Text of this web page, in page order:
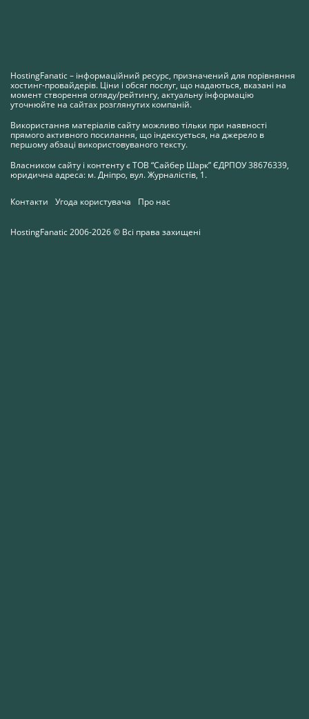
HostingFanatic – інформаційний ресурс, призначений для порівняння
хостинг-провайдерів. Ціни і обсяг послуг, що надаються, вказані на
момент створення огляду/рейтингу, актуальну інформацію
уточнюйте на сайтах розглянутих компаній.
Використання матеріалів сайту можливо тільки при наявності
прямого активного посилання, що індексується, на джерело в
першому абзаці використовуваного тексту.
Власником сайту і контенту є ТОВ “Сайбер Шарк” ЄДРПОУ 38676339,
юридична адреса: м. Дніпро, вул. Журналістів, 1.
HostingFanatic 2006-2026 © Всі права захищені
Контакти Угода користувача Про нас